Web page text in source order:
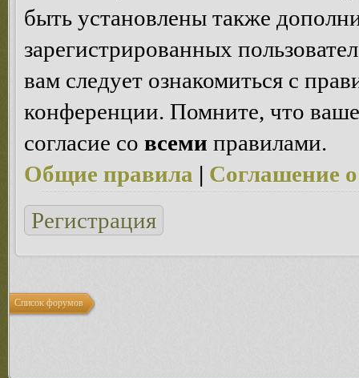
быть установлены также
зарегистрированных
вам следует ознакомиться с
конференции. Помните, что
согласие со всеми правилами.
Общие правила | Соглашение
Регистрация
Список форумов